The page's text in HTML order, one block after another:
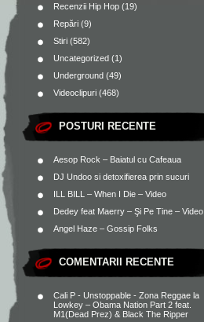
Recenzii Hip Hop (19)
Repări (9)
Stiri (582)
Uncategorized (1)
Underground (49)
Videoclipuri (468)
POSTURI RECENTE
Aesop Rock – Baiatul cu Cafeaua
DJ Undoo si detoxifierea prin sucuri
ILL BILL – When I Die – Video
Dedey feat Maerry – Şi Pe Tine – Video
Angel Haze – Gossip Folks
COMENTARII RECENTE
Cali P - Unstoppable - Zona Reggae la
Lowkey – Obama Nation Part 2 feat.
M1(Dead Prez) & Black The Ripper